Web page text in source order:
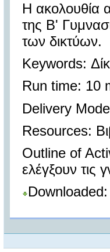
Η ακολουθία
της Β'
των δικτύων.
Keywords:
Run time: 10
Delivery
Resources:
Outline of
ελέγξουν τις